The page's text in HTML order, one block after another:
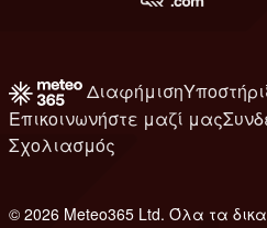
Διαφήμιση
Επικοινωνήστε μαζί μας
Σχολιασμός
© 2026 Meteo365 Ltd. Όλα τα